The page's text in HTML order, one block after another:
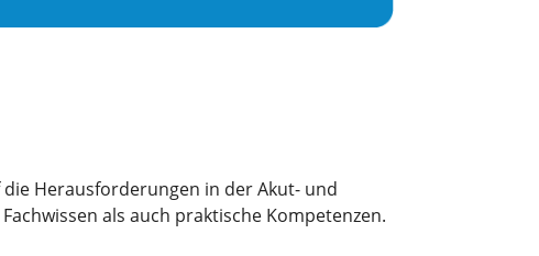
Herausforderungen in der Akut- und
als auch praktische Kompetenzen.